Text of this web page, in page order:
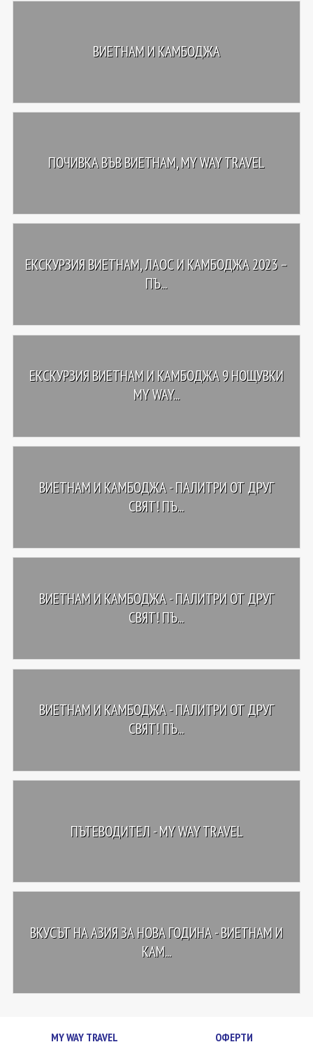
ВИЕТНАМ И КАМБОДЖА
ПОЧИВКА ВЪВ ВИЕТНАМ, MY WAY TRAVEL
ЕКСКУРЗИЯ ВИЕТНАМ, ЛАОС И КАМБОДЖА 2023 –
ПЪ...
ЕКСКУРЗИЯ ВИЕТНАМ И КАМБОДЖА 9 НОЩУВКИ
MY WAY...
ВИЕТНАМ И КАМБОДЖА - ПАЛИТРИ ОТ ДРУГ
СВЯТ! ПЪ...
ВИЕТНАМ И КАМБОДЖА - ПАЛИТРИ ОТ ДРУГ
СВЯТ! ПЪ...
ВИЕТНАМ И КАМБОДЖА - ПАЛИТРИ ОТ ДРУГ
СВЯТ! ПЪ...
ПЪТЕВОДИТЕЛ - MY WAY TRAVEL
ВКУСЪТ НА АЗИЯ ЗА НОВА ГОДИНА - ВИЕТНАМ И
КАМ...
MY WAY TRAVEL ОФЕРТИ